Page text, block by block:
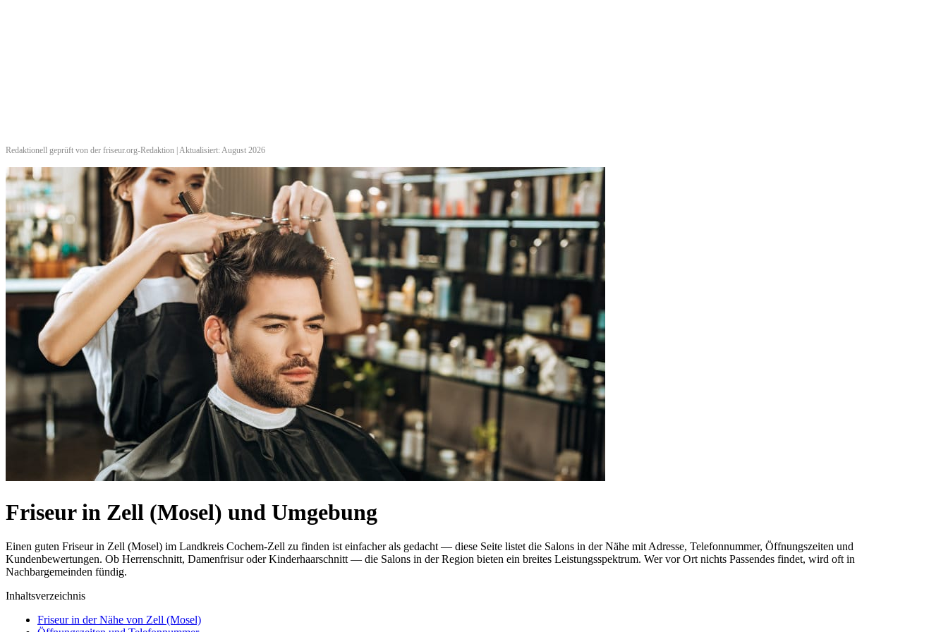
Redaktionell geprüft von der friseur.org-Redaktion | Aktualisiert: August 2026
Friseur in Zell (Mosel) und Umgebung
Einen guten Friseur in Zell (Mosel) im Landkreis Cochem-Zell zu finden ist einfacher als gedacht — diese Seite listet die Salons in der Nähe mit Adresse, Telefonnummer, Öffnungszeiten und
Kundenbewertungen. Ob Herrenschnitt, Damenfrisur oder Kinderhaarschnitt — die Salons in der Region bieten ein breites Leistungsspektrum. Wer vor Ort nichts Passendes findet, wird oft in
Nachbargemeinden fündig.
Inhaltsverzeichnis
Friseur in der Nähe von Zell (Mosel)